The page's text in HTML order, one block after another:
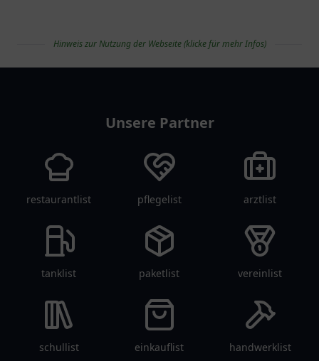
Hinweis zur Nutzung der Webseite (klicke für mehr Infos)
Unsere Partner
restaurantlist pflegelist arztlist
tanklist paketlist vereinlist
schullist einkauflist handwerklist